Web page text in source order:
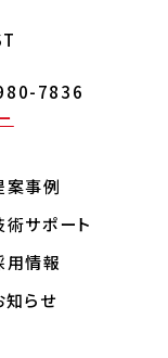
7836
案事例
術サポート
用情報
知らせ